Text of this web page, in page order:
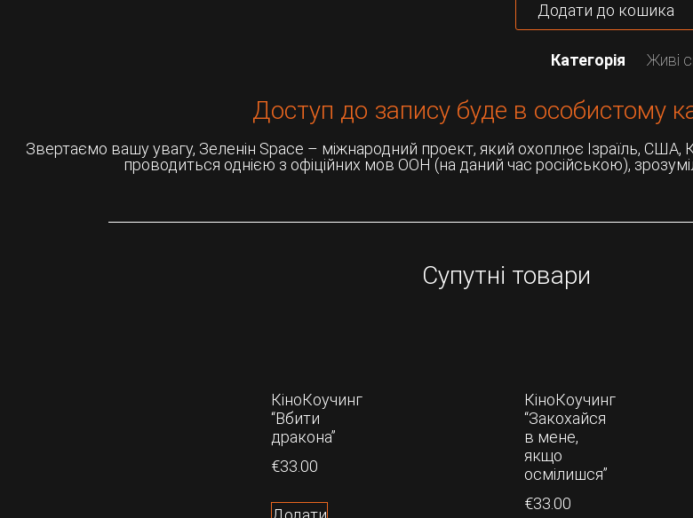
Додати до кошика
Категорія Живі
Доступ до запису буде в особистому
Звертаємо вашу увагу, Зеленін Space – міжнародний проект, який охоплює Ізраїль, США,
проводиться однією з офіційних мов ООН (на даний час російською),
Супутні товари
КіноКоучинг
“Вбити
дракона”
€33.00
КіноКоучинг
“Закохайся
в мене,
якщо
осмілишся”
€33.00